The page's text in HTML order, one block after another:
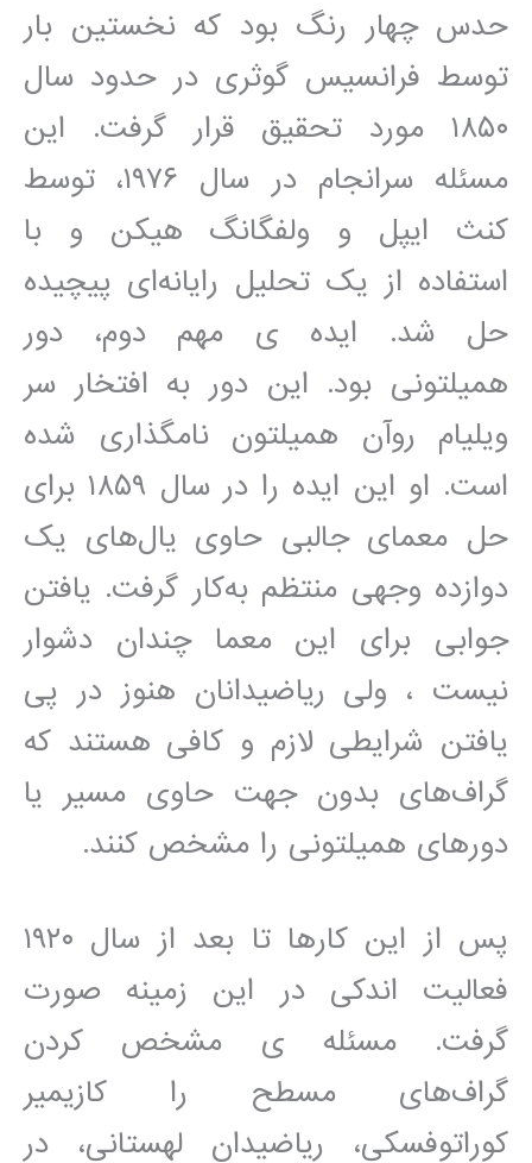
حدس چهار رنگ بود که نخستین بار
توسط فرانسیس گوثری در حدود سال
۱۸۵۰ مورد تحقیق قرار گرفت. این
مسئله سرانجام در سال ۱۹۷۶، توسط
کنث ایپل و ولفگانگ هیکن و با
استفاده از یک تحلیل رایانه‌ای پیچیده
حل شد. ایده ی مهم دوم، دور
همیلتونی بود. این دور به افتخار سر
ویلیام روآن همیلتون نامگذاری شده
است. او این ایده را در سال ۱۸۵۹ برای
حل معمای جالبی حاوی یال‌های یک
دوازده وجهی منتظم به‌کار گرفت. یافتن
جوابی برای این معما چندان دشوار
نیست ، ولی ریاضیدانان هنوز در پی
یافتن شرایطی لازم و کافی هستند که
گراف‌های بدون جهت حاوی مسیر یا
دورهای همیلتونی را مشخص کنند.
پس از این کارها تا بعد از سال ۱۹۲۰
فعالیت اندکی در این زمینه صورت
گرفت. مسئله ی مشخص کردن
گراف‌های مسطح را کازیمیر
کوراتوفسکی، ریاضیدان لهستانی، در